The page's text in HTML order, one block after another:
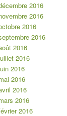
2016
2016
2016
2016
2016
2016
2016
2016
2016
2016
2016